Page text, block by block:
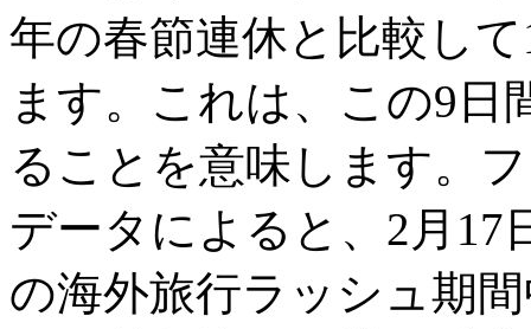
年の春節連休と比較し
ます。これは、この9日
ることを意味します。
データによると、2月17
の海外旅行ラッシュ期